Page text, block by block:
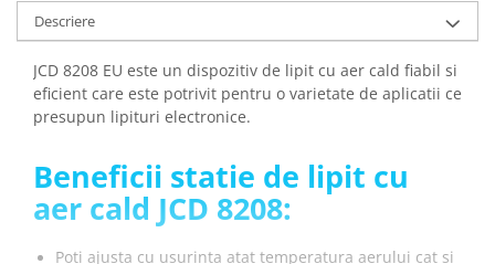
Descriere
JCD 8208 EU este un dispozitiv de lipit cu aer cald fiabil si
eficient care este potrivit pentru o varietate de aplicatii ce
presupun lipituri electronice.
Beneficii statie de lipit cu
aer cald JCD 8208:
Poti ajusta cu usurinta atat temperatura aerului cat si